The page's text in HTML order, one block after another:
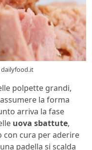
dailyfood.it
polpette grandi,
la forma
arriva la fase
uova sbattute,
cura per aderire
padella si scalda